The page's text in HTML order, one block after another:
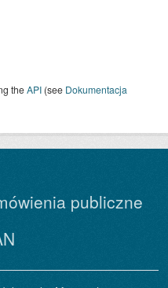
theAPI (see Dokumentacja
publiczne